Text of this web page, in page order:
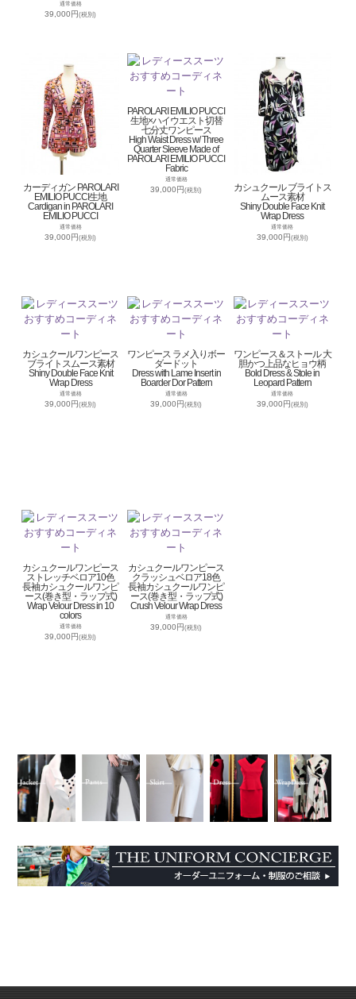
通常価格
39,000円(税別)
カーディガン PAROLARI
EMILIO PUCCI生地
Cardigan in PAROLARI
EMILIO PUCCI
通常価格
39,000円(税別)
PAROLARI EMILIO PUCCI
生地×ハイウエスト切替
七分丈ワンピース
High Waist Dress w/ Three
Quarter Sleeve Made of
PAROLARI EMILIO PUCCI
Fabric
通常価格
39,000円(税別)
カシュクール ブライトス
ムース素材
Shiny Double Face Knit
Wrap Dress
通常価格
39,000円 (税別)
カシュクールワンピース
ブライトスムース素材
Shiny Double Face Knit
Wrap Dress
通常価格
39,000円(税別)
ワンピース ラメ入りボー
ダードット
Dress with Lame Insert in
Boarder Dor Pattern
通常価格
39,000円(税別)
ワンピース＆ストール 大
胆かつ上品なヒョウ柄
Bold Dress & Stole in
Leopard Pattern
通常価格
39,000円(税別)
カシュクールワンピース
ストレッチベロア10色
長袖カシュクールワンピ
ース(巻き型・ラップ式)
Wrap Velour Dress in 10
colors
通常価格
39,000円(税別)
カシュクールワンピース
クラッシュベロア18色
長袖カシュクールワンピ
ース(巻き型・ラップ式)
Crush Velour Wrap Dress
通常価格
39,000円(税別)